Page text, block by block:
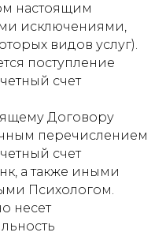
настоящим
исключениями,
видов услуг).
поступление
счет
Договору
перечислением
счет
а также иными
Психологом.
несет